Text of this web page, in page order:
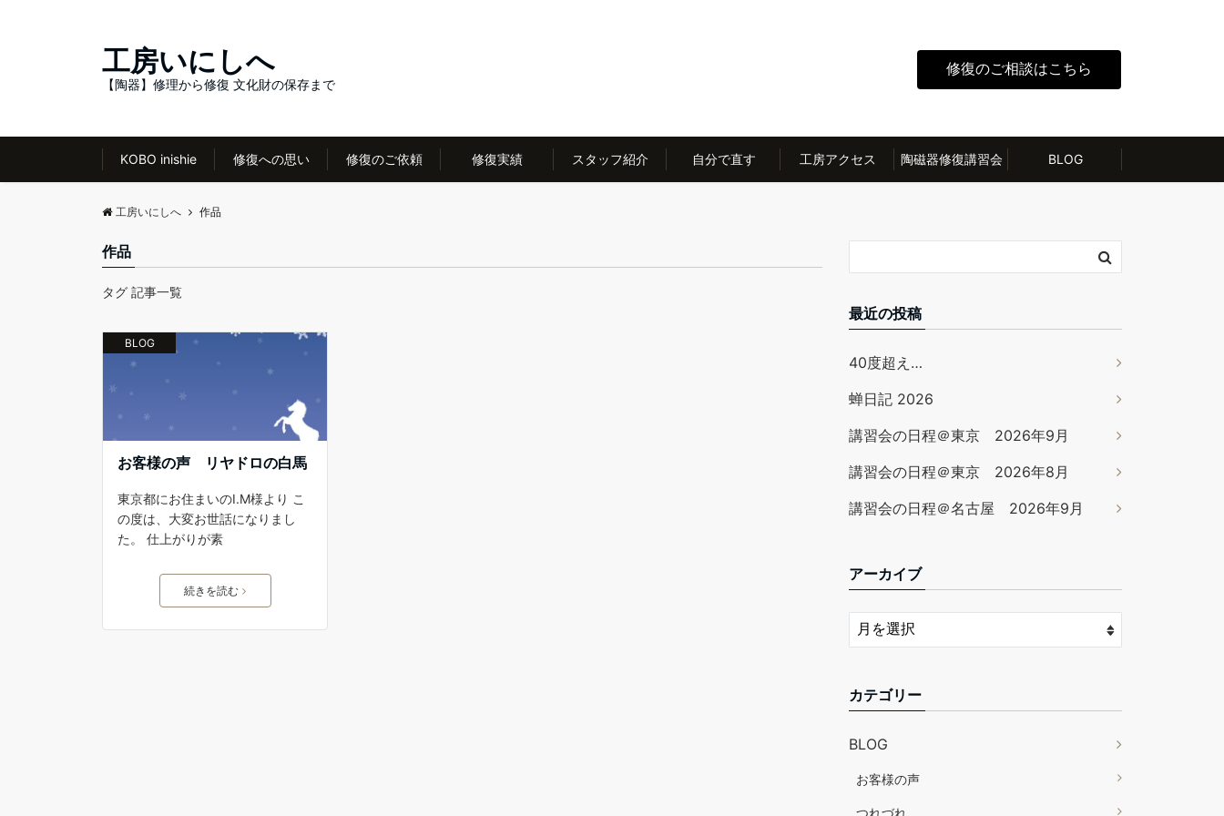
工房いにしへ
【陶器】修理から修復 文化財の保存まで
修復のご相談はこちら
KOBO inishie 修復への思い 修復のご依頼 修復実績 スタッフ紹介 自分で直す 工房アクセス 陶磁器修復講習会 BLOG
工房いにしへ 作品
作品
タグ 記事一覧
BLOG
お客様の声 リヤドロの白馬
東京都にお住まいのI.M様より こ
の度は、大変お世話になりまし
た。 仕上がりが素
続きを読む
最近の投稿
40度超え…
蝉日記 2026
講習会の日程＠東京 2026年9月
講習会の日程＠東京 2026年8月
講習会の日程＠名古屋 2026年9月
アーカイブ
カテゴリー
BLOG
お客様の声
つれづれ